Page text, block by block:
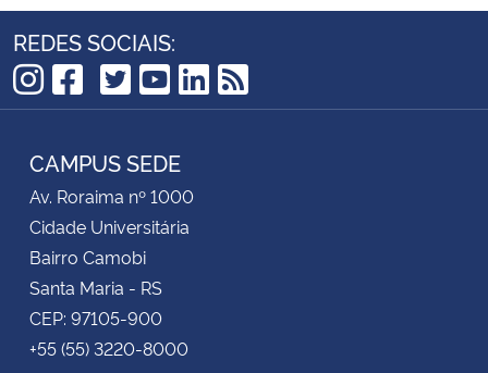
REDES SOCIAIS:
Instagram
Facebook
TikTok
Twitter
YouTube
LinkedIn
RSS
CAMPUS SEDE
Av. Roraima nº 1000
Cidade Universitária
Bairro Camobi
Santa Maria - RS
CEP: 97105-900
+55 (55) 3220-8000